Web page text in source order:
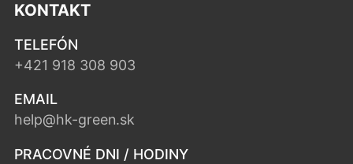
KONTAKT
TELEFÓN
+421 918 308 903
EMAIL
help@hk-green.sk
PRACOVNÉ DNI / HODINY